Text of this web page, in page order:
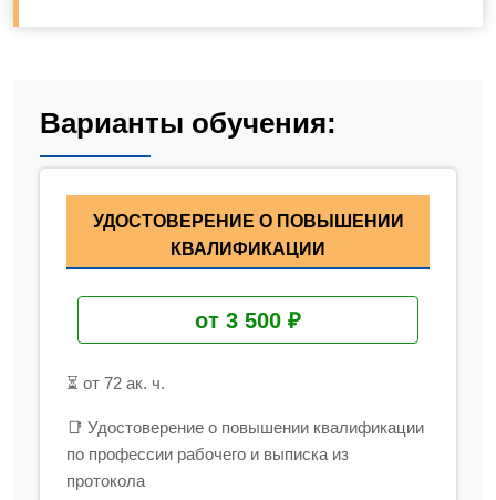
Варианты обучения:
УДОСТОВЕРЕНИЕ О ПОВЫШЕНИИ
КВАЛИФИКАЦИИ
от 3 500 ₽
⏳ от 72 ак. ч.
📑 Удостоверение о повышении квалификации
по профессии рабочего и выписка из
протокола